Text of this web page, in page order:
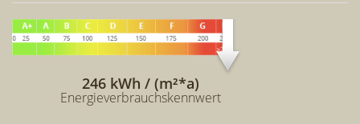
246 kWh / (m²*a)
Energieverbrauchskennwert